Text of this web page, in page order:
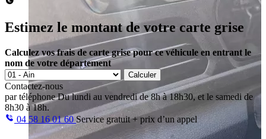
Estimez le montant de votre carte grise
Calculez vos frais de carte grise pour ce véhicule en entrant le
nom de votre département
Calculer
Contactez-nous
par téléphone Du lundi au vendredi de 8h à 18h30, et le samedi de
8h30 à 18h.
04 58 16 01 60 Service gratuit + prix d’un appel